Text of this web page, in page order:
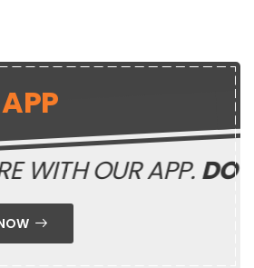
OUR APP.